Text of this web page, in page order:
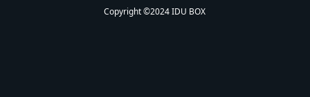
Copyright ©2024 IDU BOX